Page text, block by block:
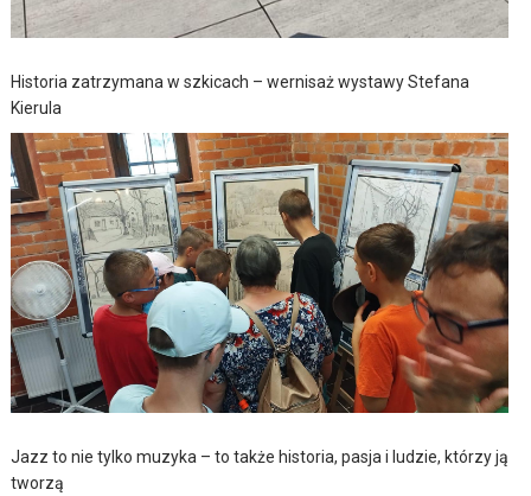
Historia zatrzymana w szkicach – wernisaż wystawy Stefana
Kierula
Jazz to nie tylko muzyka – to także historia, pasja i ludzie, którzy ją
tworzą